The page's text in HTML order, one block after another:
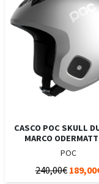
CASCO POC SKULL
MARCO
POC
240,00€